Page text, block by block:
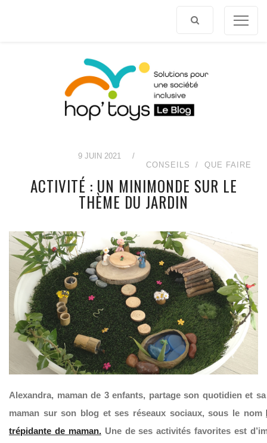
9 JUIN 2021
/
CONSEILS
QUE FAIRE
ACTIVITÉ : UN MINIMONDE SUR LE
THÈME DU JARDIN
Alexandra, maman de 3 enfants, partage son quotidien et
maman sur son blog et ses réseaux sociaux, sous le nom
trépidante de maman.Une de ses activités favorites est